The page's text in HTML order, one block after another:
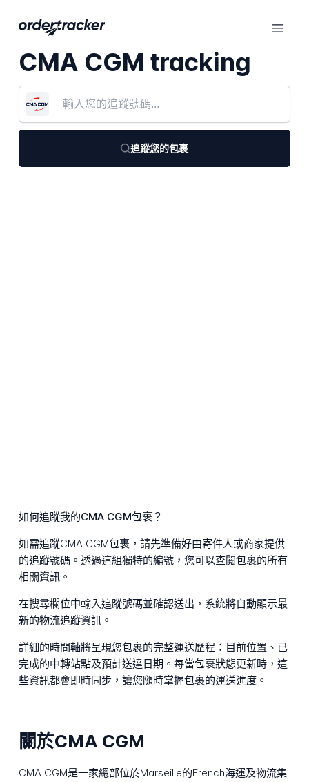
CMA CGM tracking
追蹤您的包裹
如何追蹤我的CMA CGM包裹？
如需追蹤CMA CGM包裹，請先準備好由寄件人或商家提供
的追蹤號碼。透過這組獨特的編號，您可以查閱包裹的所有
相關資訊。
在搜尋欄位中輸入追蹤號碼並確認送出，系統將自動顯示最
新的物流追蹤資訊。
詳細的時間軸將呈現您包裹的完整運送歷程：目前位置、已
完成的中轉站點及預計送達日期。每當包裹狀態更新時，這
些資訊都會即時同步，讓您隨時掌握包裹的運送進度。
關於CMA CGM
CMA CGM是一家總部位於Marseille的French海運及物流集